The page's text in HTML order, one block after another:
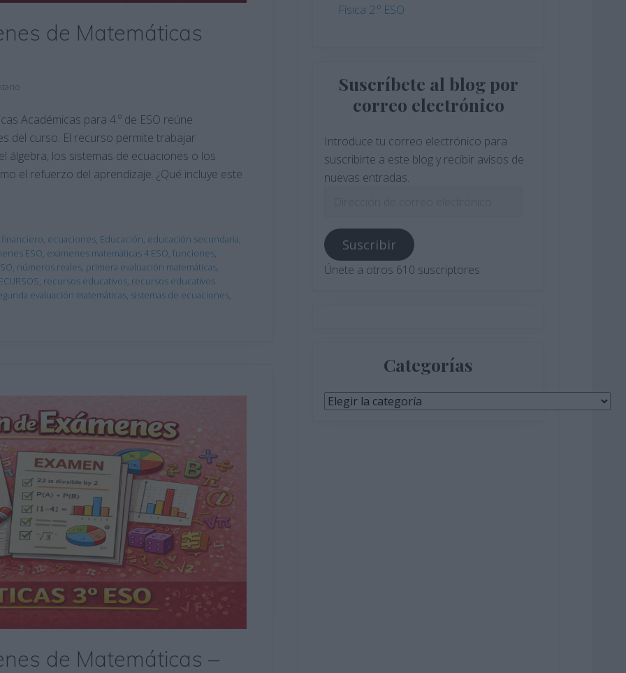
de Matemáticas
Académicas para 4.º de ESO reúne
del curso. El recurso permite trabajar
álgebra, los sistemas de ecuaciones o los
el refuerzo del aprendizaje. ¿Qué incluye este
, ecuaciones, Educación, educación secundaria,
ESO, exámenes matemáticas 4 ESO, funciones,
, números reales, primera evaluación matemáticas,
, recursos educativos, recursos educativos
evaluación matemáticas, sistemas de ecuaciones,
de Matemáticas –
Física 2.º ESO
Suscríbete al blog por
correo electrónico
Introduce tu correo electrónico para
suscribirte a este blog y recibir avisos de
nuevas entradas.
correo
electrónico
Suscribir
Únete a otros 610 suscriptores
Categorías
Categorías